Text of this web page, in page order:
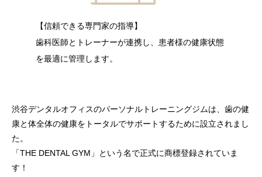
【信頼できる専門家の指導】
歯科医師とトレーナーが連携し、患者様の健康状態
を最適に管理します。
渋谷デンタルオフィスのパーソナルトレーニングジムは、歯の健
康と体全体の健康をトータルでサポートするために設立されまし
た。
「THE DENTAL GYM」という名で正式に商標登録されていま
す！